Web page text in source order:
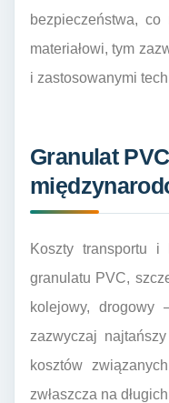
bezpieczeństwa,
materiałowi, tym
i zastosowanymi
Granulat
Koszty transportu i
granulatu PVC,
kolejowy, drogowy
zazwyczaj
kosztów
zwłaszcza na